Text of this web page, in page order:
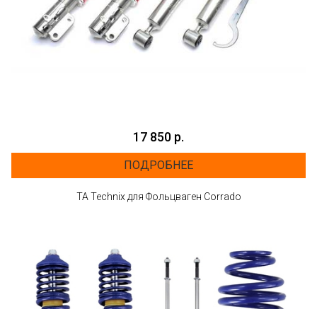
17 850 р.
ПОДРОБНЕЕ
ТА Technix для Фольцваген Corrado